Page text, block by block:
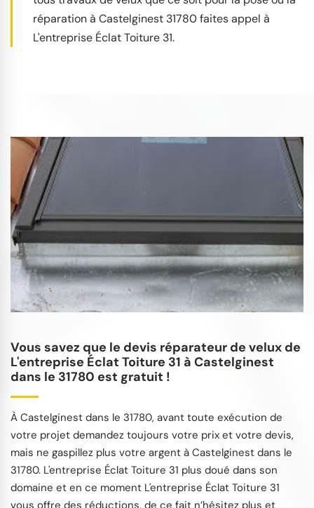
réparation à Castelginest 31780 faites appel à
L'entreprise Éclat Toiture 31.
Vous savez que le devis réparateur de velux de
L'entreprise Éclat Toiture 31 à Castelginest
dans le 31780 est gratuit !
À Castelginest dans le 31780, avant toute exécution de
votre projet demandez toujours votre prix et votre devis,
mais ne gaspillez plus votre argent à Castelginest dans le
31780. L'entreprise Éclat Toiture 31 plus doué dans son
domaine et en ce moment L'entreprise Éclat Toiture 31